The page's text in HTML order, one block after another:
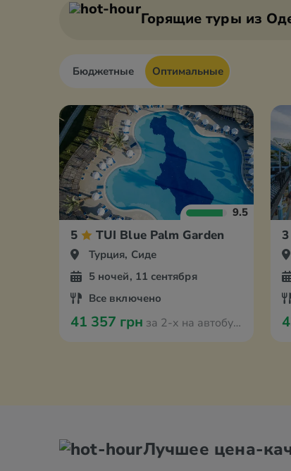
Горящие туры из
Бюджетные Оптимальные
9.5
5 TUI Blue Palm Garden
Турция, Сиде
5 ночей, 11 сентября
Все включено
41 357 грн за 2-х на автобусе из Одессы
3
Лучшее цена-